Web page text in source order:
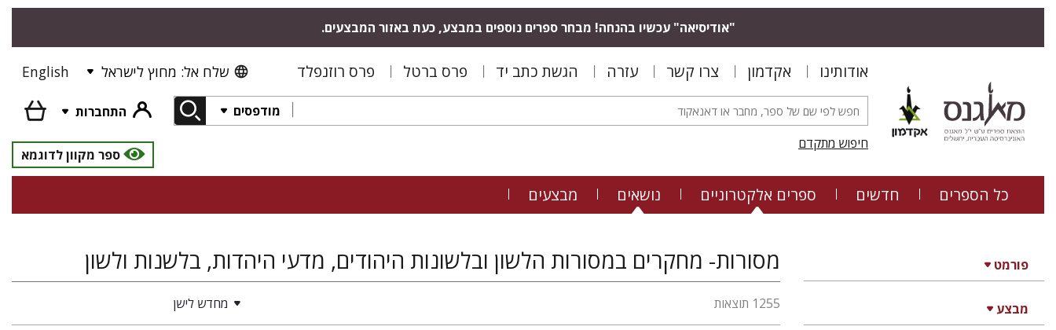
"אודיסיאה" עכשיו בהנחה! מבחר ספרים נוספים במבצע, כעת באזור המבצעים.
אודותינו אקדמון צרו קשר עזרה הגשת כתב יד פרס ברטל פרס רוזנפלד שלח אל: מחוץ לישראל English
מודפסים
התחברות
חיפוש מתקדם
ספר מקוון לדוגמא
כל הספרים חדשים ספרים אלקטרוניים נושאים מבצעים
פורמט
מבצע
מסורות- מחקרים במסורות הלשון ובלשונות היהודים, מדעי היהדות, בלשנות ולשון
1255 תוצאות מחדש לישן